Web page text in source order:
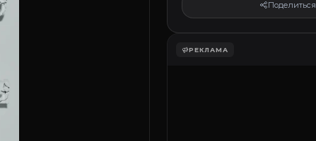
Поделиться
РЕКЛАМА